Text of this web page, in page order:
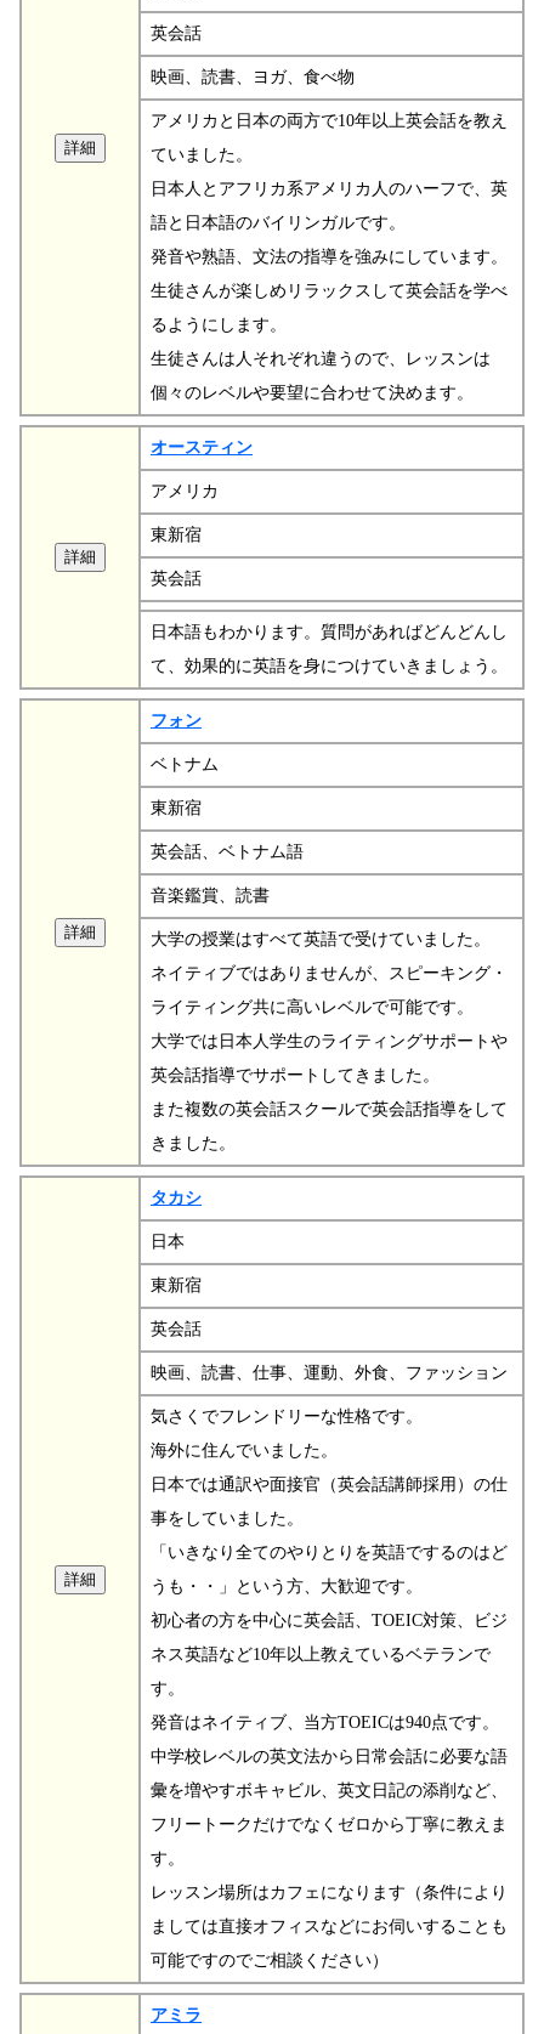
英会話
映画、読書、ヨガ、食べ物
アメリカと日本の両方で10年以上英会話を教え
ていました。
日本人とアフリカ系アメリカ人のハーフで、英
語と日本語のバイリンガルです。
発音や熟語、文法の指導を強みにしています。
生徒さんが楽しめリラックスして英会話を学べ
るようにします。
生徒さんは人それぞれ違うので、レッスンは
個々のレベルや要望に合わせて決めます。
オースティン
アメリカ
東新宿
英会話
日本語もわかります。質問があればどんどんし
て、効果的に英語を身につけていきましょう。
フォン
ベトナム
東新宿
英会話、ベトナム語
音楽鑑賞、読書
大学の授業はすべて英語で受けていました。
ネイティブではありませんが、スピーキング・
ライティング共に高いレベルで可能です。
大学では日本人学生のライティングサポートや
英会話指導でサポートしてきました。
また複数の英会話スクールで英会話指導をして
きました。
タカシ
日本
東新宿
英会話
映画、読書、仕事、運動、外食、ファッション
気さくでフレンドリーな性格です。
海外に住んでいました。
日本では通訳や面接官（英会話講師採用）の仕
事をしていました。
「いきなり全てのやりとりを英語でするのはど
うも・・」という方、大歓迎です。
初心者の方を中心に英会話、TOEIC対策、ビジ
ネス英語など10年以上教えているベテランで
す。
発音はネイティブ、当方TOEICは940点です。
中学校レベルの英文法から日常会話に必要な語
彙を増やすボキャビル、英文日記の添削など、
フリートークだけでなくゼロから丁寧に教えま
す。
レッスン場所はカフェになります（条件により
ましては直接オフィスなどにお伺いすることも
可能ですのでご相談ください）
アミラ